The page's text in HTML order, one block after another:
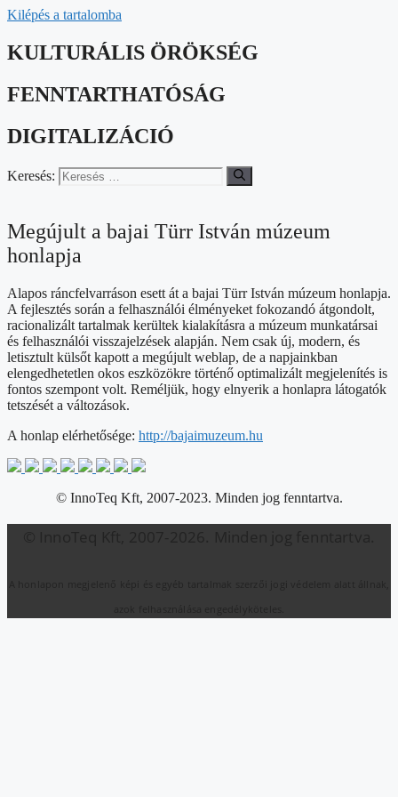
Kilépés a tartalomba
KULTURÁLIS ÖRÖKSÉG
FENNTARTHATÓSÁG
DIGITALIZÁCIÓ
Keresés:
Megújult a bajai Türr István múzeum
honlapja​
Alapos ráncfelvarráson esett át a bajai Türr István múzeum honlapja.
A fejlesztés során a felhasználói élményeket fokozandó átgondolt,
racionalizált tartalmak kerültek kialakításra a múzeum munkatársai
és felhasználói visszajelzések alapján. Nem csak új, modern, és
letisztult külsőt kapott a megújult weblap, de a napjainkban
elengedhetetlen okos eszközökre történő optimalizált megjelenítés is
fontos szempont volt. Reméljük, hogy elnyerik a honlapra látogatók
tetszését a változások.
A honlap elérhetősége: http://bajaimuzeum.hu
© InnoTeq Kft, 2007-2023. Minden jog fenntartva.